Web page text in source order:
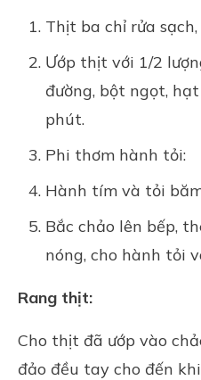
Thịt ba chỉ rửa
Ướp thịt với 1/2
đường, bột ngọt,
phút.
Phi thơm hành tỏi:
Hành tím và tỏi
Bắc chảo lên bếp,
nóng, cho hành tỏi
Rang thịt:
Cho thịt đã ướp vào
đảo đều tay cho đến